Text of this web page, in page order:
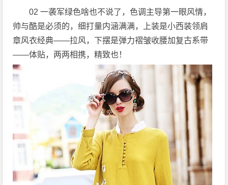
02 一袭军绿色啥也不说了，色调主导第一眼风情，
帅与酷是必须的，细打量内涵满满，上装是小西装领肩
章风衣经典——拉风，下摆是弹力褶皱收腰加复古系带
——体贴，两两相携，精致也！